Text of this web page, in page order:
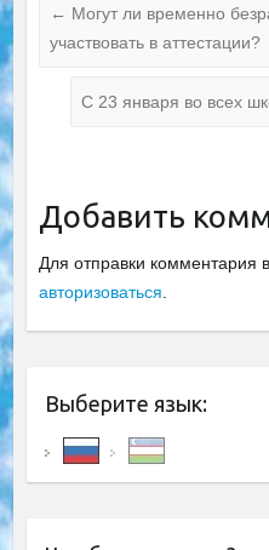
← Могут ли временно
участвовать в аттестации?
С 23 января во всех
Добавить
Для отправки комментария
авторизоваться.
Выберите язык: